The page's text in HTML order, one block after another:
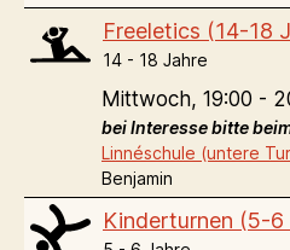
Freeletics (14-18
14 - 18 Jahre
Mittwoch, 19:00 -
bei Interesse bitte
Linnéschule (untere
Benjamin
Kinderturnen (5-6